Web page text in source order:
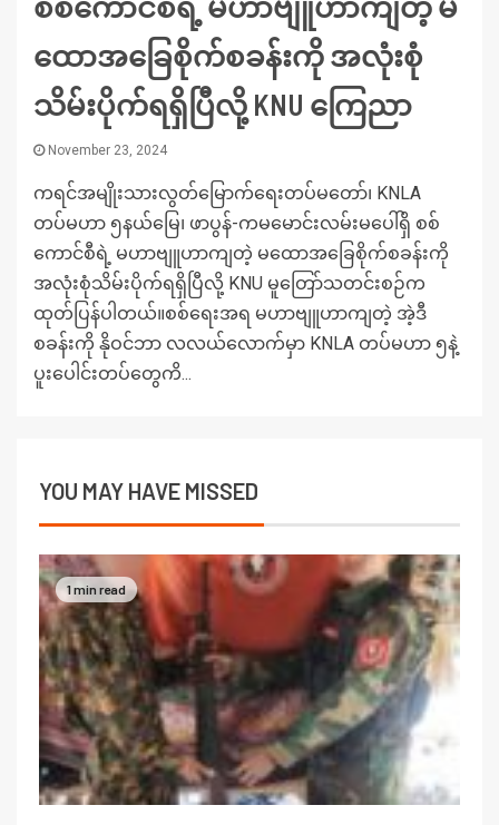
ထောအခြေစိုက်စခန်းကို အလုံးစုံ
သိမ်းပိုက်ရရှိပြီလို့ KNU ကြေညာ
November 23, 2024
ကရင်အမျိုးသားလွတ်မြောက်ရေးတပ်မတော်၊ KNLA
တပ်မဟာ ၅နယ်မြေ၊ ဖာပွန်-ကမမောင်းလမ်းမပေါ်ရှိ စစ်
ကောင်စီရဲ့ မဟာဗျူဟာကျတဲ့ မထောအခြေစိုက်စခန်းကို
အလုံးစုံသိမ်းပိုက်ရရှိပြီလို့ KNU မူတြော်သတင်းစဉ်က
ထုတ်ပြန်ပါတယ်။စစ်ရေးအရ မဟာဗျူဟာကျတဲ့ အဲ့ဒီ
စခန်းကို နိုဝင်ဘာ လလယ်လောက်မှာ KNLA တပ်မဟာ ၅နဲ့
ပူးပေါင်းတပ်တွေကိ...
YOU MAY HAVE MISSED
1 min read